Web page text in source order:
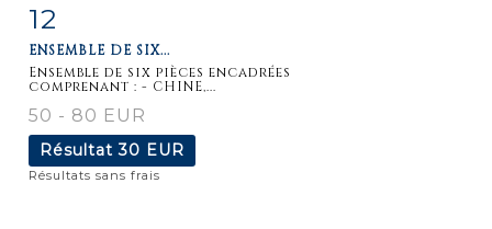
détaillée
12
ENSEMBLE DE SIX...
Ensemble de six pièces encadrées
comprenant : - CHINE,...
50 - 80 EUR
Résultat30 EUR
Résultats sans frais